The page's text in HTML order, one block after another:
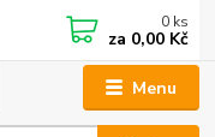
Menu
0 ks
za 0,00 Kč